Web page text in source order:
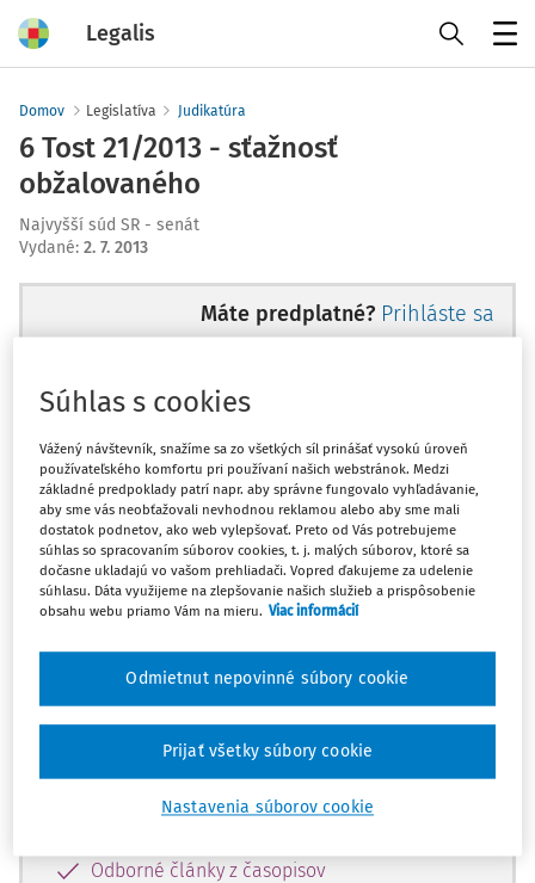
Legalis
Domov Legislatíva Judikatúra
6 Tost 21/2013 - sťažnosť
obžalovaného
Najvyšší súd SR - senát
Vydané: 2. 7. 2013
Máte predplatné? Prihláste sa
Ups, zatiaľ ste si prečítali len
začiatok...
Celý odborný obsah z tejto oblasti je
dostupný predplatiteľom portálu.
Odomknite si prístup k odbornému
obsahu a získajte prístup na 10 dní
zdarma, stačí sa len zaregistrovať.
Vďaka registrácii získate prístup aj k
vybranému obsahu:
Odborné články z časopisov
Súhlas s cookies
Vážený návštevník, snažíme sa zo všetkých síl prinášať vysokú úroveň
používateľského komfortu pri používaní našich webstránok. Medzi
základné predpoklady patrí napr. aby správne fungovalo vyhľadávanie,
aby sme vás neobťažovali nevhodnou reklamou alebo aby sme mali
dostatok podnetov, ako web vylepšovať. Preto od Vás potrebujeme
súhlas so spracovaním súborov cookies, t. j. malých súborov, ktoré sa
dočasne ukladajú vo vašom prehliadači. Vopred ďakujeme za udelenie
súhlasu. Dáta využijeme na zlepšovanie našich služieb a prispôsobenie
obsahu webu priamo Vám na mieru. Viac informácií
Nastavenia súborov cookie
Odmietnut nepovinné súbory cookie
Prijať všetky súbory cookie